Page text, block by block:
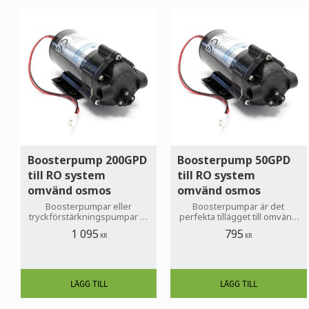
Boosterpump 200GPD
till RO system
omvänd osmos
Boosterpumpar eller
tryckförstärkningspumpar är
det idealiska tillägget till
system med RO om det
1 095 KR
Boosterpump 50GPD
till RO system
omvänd osmos
Boosterpumpar är det
perfekta tillägget till omvänd
osmos system om det
befintliga vattentrycket inte
795 KR